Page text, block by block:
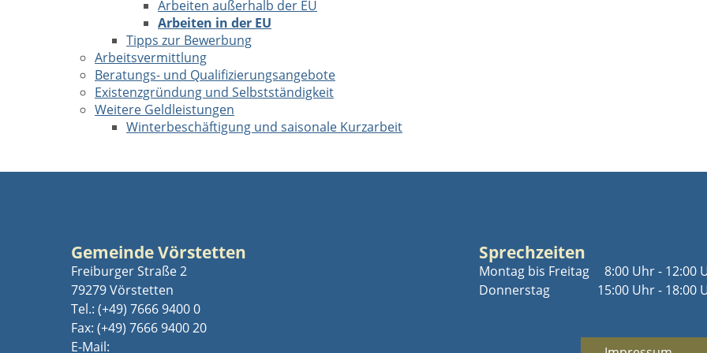
Arbeiten außerhalb der EU
Arbeiten in der EU
Tipps zur Bewerbung
Arbeitsvermittlung
Beratungs- und Qualifizierungsangebote
Existenzgründung und Selbstständigkeit
Weitere Geldleistungen
Winterbeschäftigung und saisonale Kurzarbeit
Gemeinde Vörstetten
Freiburger Straße 2
79279 Vörstetten
Tel.: (+49) 7666 9400 0
Fax: (+49) 7666 9400 20
E-Mail:
Sprechzeiten
Montag bis Freitag
Donnerstag
8:00 Uhr - 12:00
15:00 Uhr - 18:00